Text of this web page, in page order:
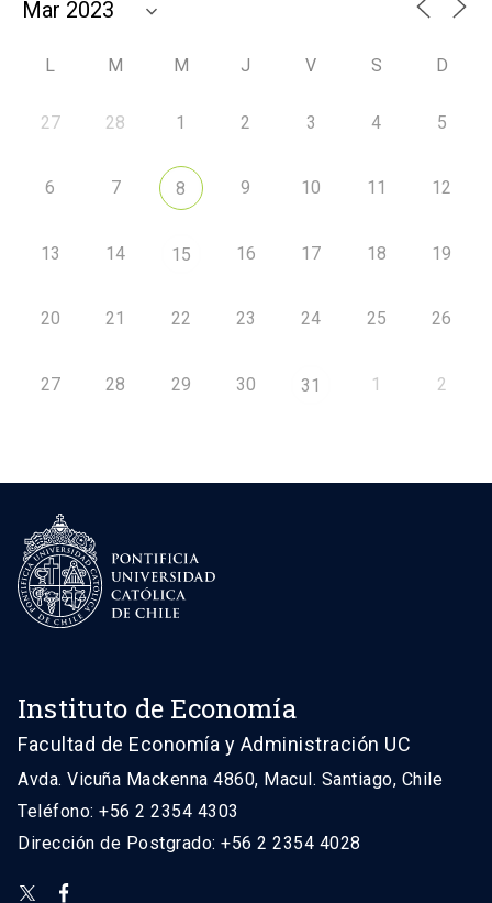
L M M J V S D
27 28 1 2 3 4 5
6 7 8 9 10 11 12
13 14 15 16 17 18 19
20 21 22 23 24 25 26
27 28 29 30 31 1 2
Instituto de Economía
Facultad de Economía y Administración UC
Avda. Vicuña Mackenna 4860, Macul. Santiago, Chile
Teléfono: +56 2 2354 4303
Dirección de Postgrado: +56 2 2354 4028